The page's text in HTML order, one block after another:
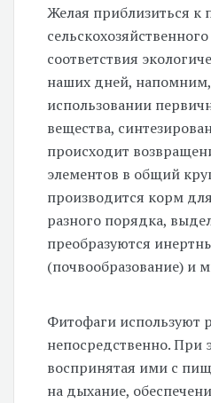
Желая приблизиться
соответствия
наших дней,
использовании
вещества,
происходит
элементов в общий
производится корм
разного порядка,
преобразуются
(почвообразование) и
Фитофаги используют
непосредственно. При
воспринятая ими с
на дыхание,